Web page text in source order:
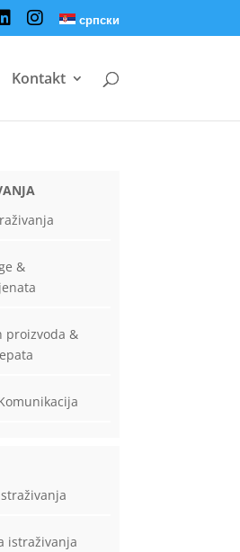
српски
Kontakt
&
proizvoda &
istraživanja